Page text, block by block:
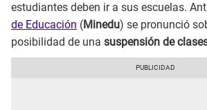
estudiantes deben ir a sus escuelas.
de Educación (Minedu) se pronunció
posibilidad de una suspensión de